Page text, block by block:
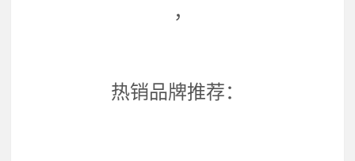
，
热销品牌推荐：